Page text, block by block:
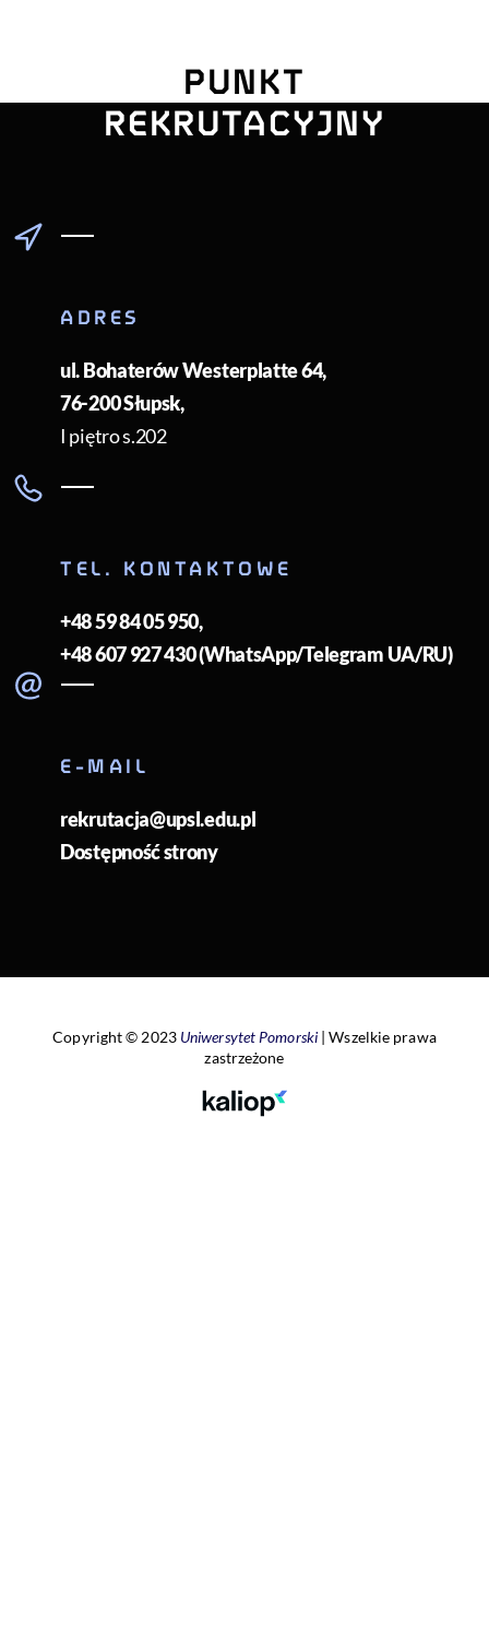
POMORSKI
PUNKT
REKRUTACYJNY
ADRES
ul. Bohaterów Westerplatte 64,
76-200Słupsk,
I piętro s.202
TEL. KONTAKTOWE
+48 59 84 05 950,
+48 607 927 430 (WhatsApp/Telegram UA/RU)
E-MAIL
rekrutacja@upsl.edu.pl
Dostępność strony
Copyright © 2023 Uniwersytet Pomorski | Wszelkie prawa
zastrzeżone